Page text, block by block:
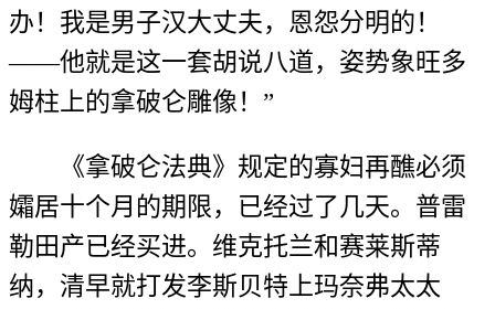
办！我是男子汉大丈夫，恩怨分明的！
——他就是这一套胡说八道，姿势象旺多
姆柱上的拿破仑雕像！”
《拿破仑法典》规定的寡妇再醮必须
孀居十个月的期限，已经过了几天。普雷
勒田产已经买进。维克托兰和赛莱斯蒂
纳，清早就打发李斯贝特上玛奈弗太太